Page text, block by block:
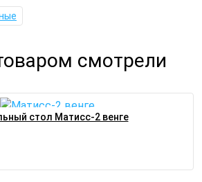
смотрели
стол Матисс-2 венге